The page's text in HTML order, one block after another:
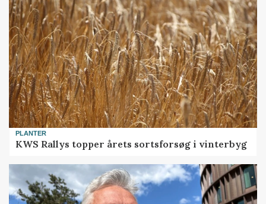
PLANTER
KWS Rallys topper årets sortsforsøg i vinterbyg